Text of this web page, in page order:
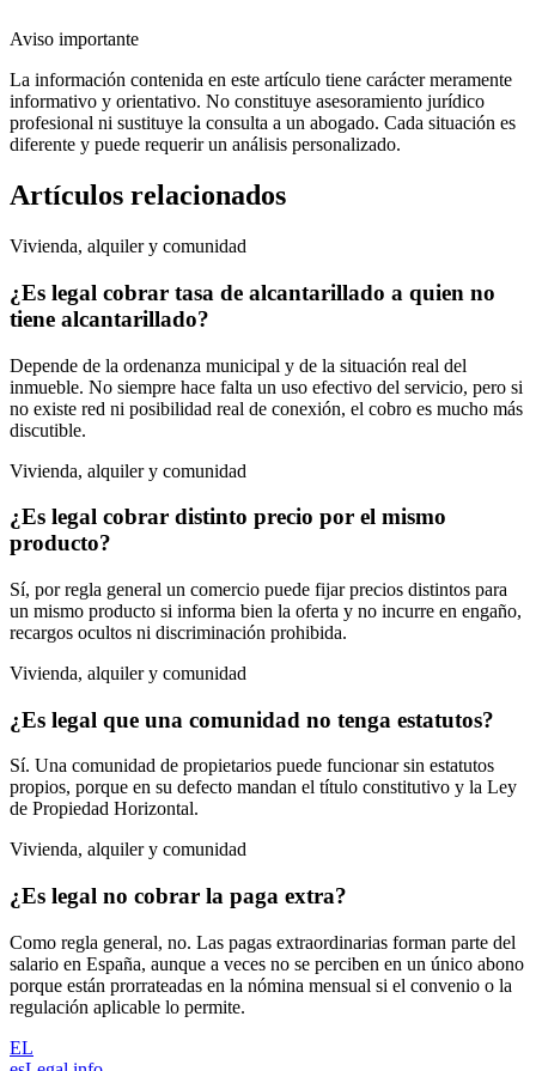
Aviso importante
La información contenida en este artículo tiene carácter meramente
informativo y orientativo. No constituye asesoramiento jurídico
profesional ni sustituye la consulta a un abogado. Cada situación es
diferente y puede requerir un análisis personalizado.
Artículos relacionados
Vivienda, alquiler y comunidad
¿Es legal cobrar tasa de alcantarillado a quien no
tiene alcantarillado?
Depende de la ordenanza municipal y de la situación real del
inmueble. No siempre hace falta un uso efectivo del servicio, pero si
no existe red ni posibilidad real de conexión, el cobro es mucho más
discutible.
Vivienda, alquiler y comunidad
¿Es legal cobrar distinto precio por el mismo
producto?
Sí, por regla general un comercio puede fijar precios distintos para
un mismo producto si informa bien la oferta y no incurre en engaño,
recargos ocultos ni discriminación prohibida.
Vivienda, alquiler y comunidad
¿Es legal que una comunidad no tenga estatutos?
Sí. Una comunidad de propietarios puede funcionar sin estatutos
propios, porque en su defecto mandan el título constitutivo y la Ley
de Propiedad Horizontal.
Vivienda, alquiler y comunidad
¿Es legal no cobrar la paga extra?
Como regla general, no. Las pagas extraordinarias forman parte del
salario en España, aunque a veces no se perciben en un único abono
porque están prorrateadas en la nómina mensual si el convenio o la
regulación aplicable lo permite.
EL